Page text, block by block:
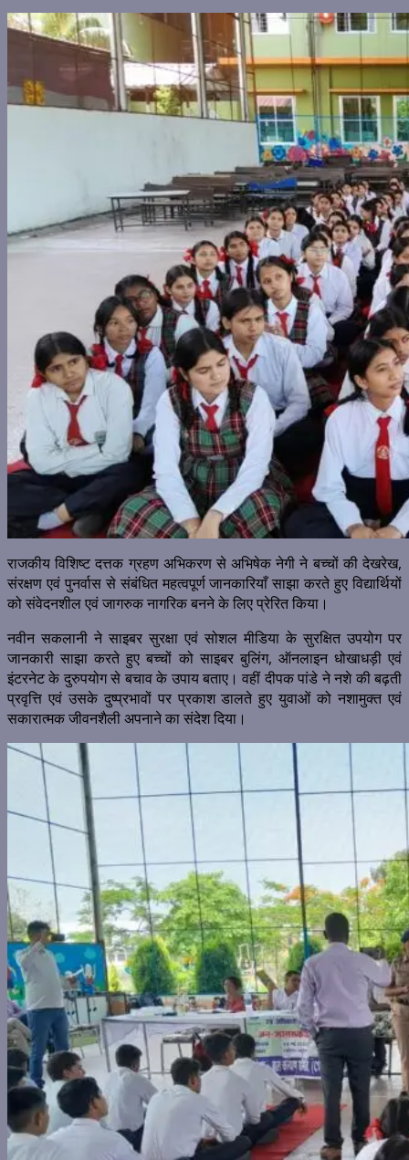
राजकीय विशिष्ट दत्तक ग्रहण अभिकरण से अभिषेक नेगी ने बच्चों की देखरेख,
संरक्षण एवं पुनर्वास से संबंधित महत्वपूर्ण जानकारियाँ साझा करते हुए विद्यार्थियों
को संवेदनशील एवं जागरुक नागरिक बनने के लिए प्रेरित किया।
नवीन सकलानी ने साइबर सुरक्षा एवं सोशल मीडिया के सुरक्षित उपयोग पर
जानकारी साझा करते हुए बच्चों को साइबर बुलिंग, ऑनलाइन धोखाधड़ी एवं
इंटरनेट के दुरुपयोग से बचाव के उपाय बताए। वहीं दीपक पांडे ने नशे की बढ़ती
प्रवृत्ति एवं उसके दुष्प्रभावों पर प्रकाश डालते हुए युवाओं को नशामुक्त एवं
सकारात्मक जीवनशैली अपनाने का संदेश दिया।